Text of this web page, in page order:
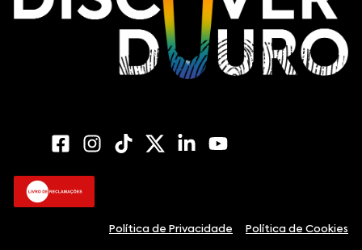
Política de Privacidade Política de Cookies